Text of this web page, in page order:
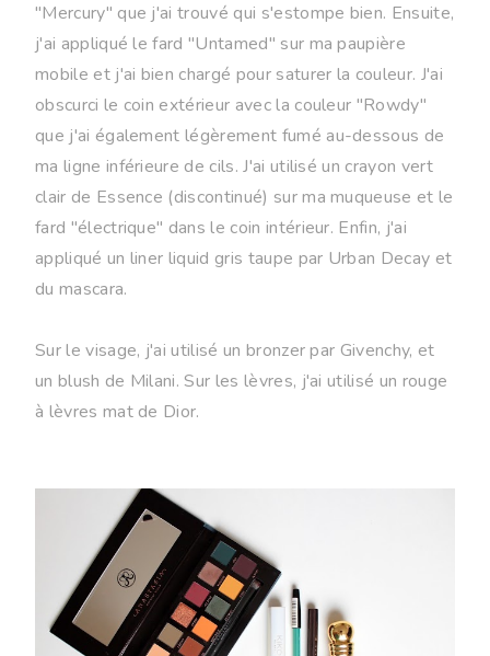
"Mercury" que j'ai trouvé qui s'estompe bien. Ensuite,
j'ai appliqué le fard "Untamed" sur ma paupière
mobile et j'ai bien chargé pour saturer la couleur. J'ai
obscurci le coin extérieur avec la couleur "Rowdy"
que j'ai également légèrement fumé au-dessous de
ma ligne inférieure de cils. J'ai utilisé un crayon vert
clair de Essence (discontinué) sur ma muqueuse et le
fard "électrique" dans le coin intérieur. Enfin, j'ai
appliqué un liner liquid gris taupe par Urban Decay et
du mascara.
Sur le visage, j'ai utilisé un bronzer par Givenchy, et
un blush de Milani. Sur les lèvres, j'ai utilisé un rouge
à lèvres mat de Dior.